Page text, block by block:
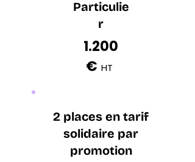
Particulie
r
1.200
€ HT
2 places en tarif
solidaire par
promotion